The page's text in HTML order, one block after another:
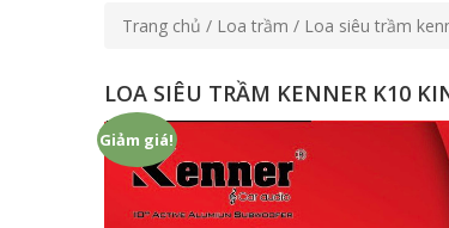
Trang chủ / Loa trầm / Loa siêu trầm
LOA SIÊU TRẦM KENNER K10
Giảm giá!